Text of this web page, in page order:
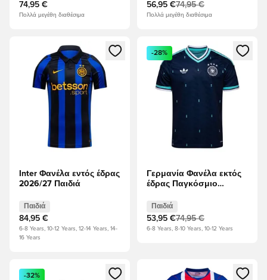
74,95 €
Πολλά μεγέθη διαθέσιμα
56,95 €74,95 €
Πολλά μεγέθη διαθέσιμα
Ανοίγει ένα Modal για να συνδεθείτε ή να εγγραφείτε ως
Inter Φανέλα εντός έδρας
2026/27 Παιδιά
Παιδιά
84,95 €
6-8 Years, 10-12 Years, 12-14 Years, 14-
16 Years
Ανοίγει ένα Modal για να
-28%
Γερμανία Φανέλα εκτός
έδρας Παγκόσμιο
Παιδιά
53,95 €74,95 €
6-8 Years, 8-10 Years, 10-12 Years
Ανοίγει ένα Modal για να συνδεθείτε ή να εγγραφείτε ως
-32%
Ανοίγει ένα Modal για να